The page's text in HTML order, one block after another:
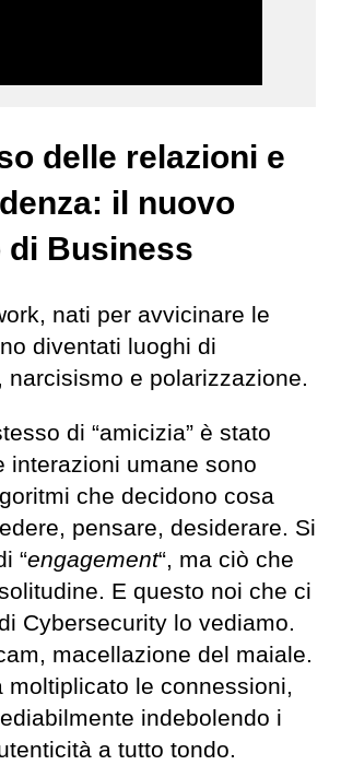
delle relazioni e
il nuovo
di Business
nati per avvicinare le
diventati luoghi di
narcisismo e polarizzazione.
di “amicizia” è stato
interazioni umane sono
che decidono cosa
pensare, desiderare. Si
“engagement“, ma ciò che
E questo noi che ci
Cybersecurity lo vediamo.
macellazione del maiale.
moltiplicato le connessioni,
indebolendo i
a tutto tondo.